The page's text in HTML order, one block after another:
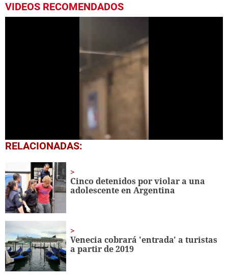
VIDEOS RECOMENDADOS
0
of
seconds
RELACIONADAS:
Cinco detenidos por violar a una
adolescente en Argentina
Venecia cobrará 'entrada' a turistas
a partir de 2019